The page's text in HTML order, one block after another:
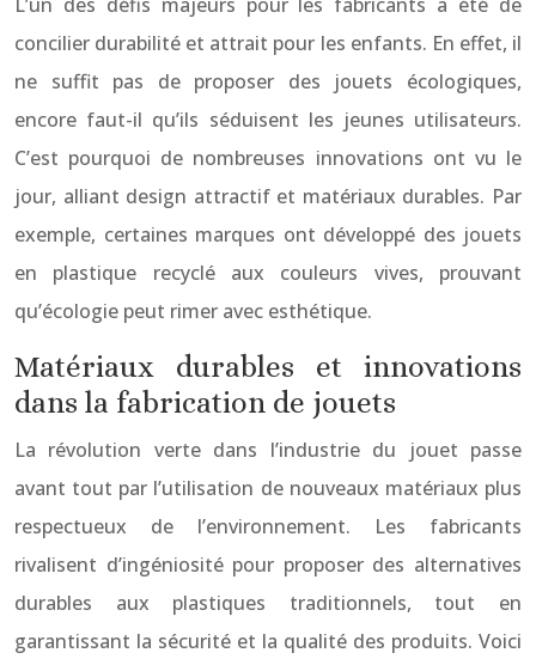
concilier durabilité et attrait pour les enfants. En effet, il
ne suffit pas de proposer des jouets écologiques,
encore faut-il qu’ils séduisent les jeunes utilisateurs.
C’est pourquoi de nombreuses innovations ont vu le
jour, alliant design attractif et matériaux durables. Par
exemple, certaines marques ont développé des jouets
en plastique recyclé aux couleurs vives, prouvant
qu’écologie peut rimer avec esthétique.
Matériaux durables et innovations
dans la fabrication de jouets
La révolution verte dans l’industrie du jouet passe
avant tout par l’utilisation de nouveaux matériaux plus
respectueux de l’environnement. Les fabricants
rivalisent d’ingéniosité pour proposer des alternatives
durables aux plastiques traditionnels, tout en
garantissant la sécurité et la qualité des produits. Voici